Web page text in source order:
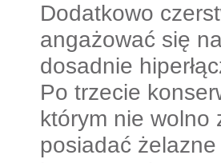
Dodatkowo
angażować się
dosadnie
Po trzecie
którym nie wolno
posiadać